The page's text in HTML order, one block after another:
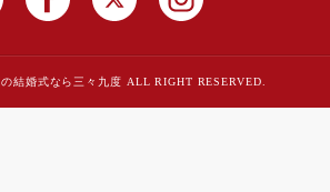
結婚式なら三々九度 ALL RIGHT RESERVED.